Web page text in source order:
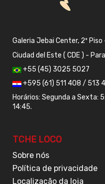
Galeria Jebai Center, 2º Piso
Ciudad del Este ( CDE ) -
+55 (45) 3025 5027
+595 (61) 511 408 / 513
Horários: Segunda a Sexta:
14:45.
TCHE LOCO
Sobre nós
Política de privacidade
Localização da loja